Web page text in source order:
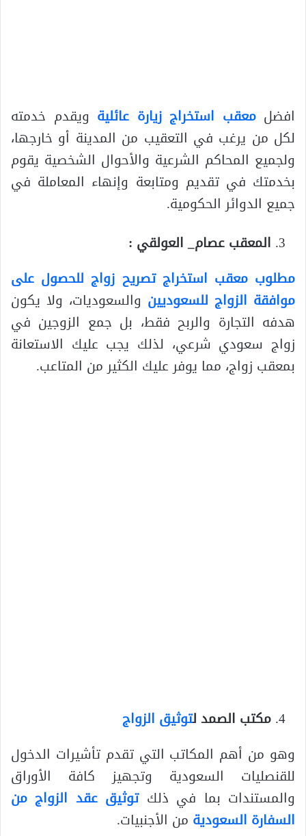
افضل معقب استخراج زيارة عائلية ويقدم خدمته
لكل من يرغب في التعقيب من المدينة أو خارجها،
ولجميع المحاكم الشرعية والأحوال الشخصية يقوم
بخدمتك في تقديم ومتابعة وإنهاء المعاملة في
جميع الدوائر الحكومية.
المعقب عصام_ العولقي :
مطلوب معقب استخراج تصريح زواجللحصول على
موافقة الزواج للسعوديين والسعوديات، ولا يكون
هدفه التجارة والربح فقط، بل جمع الزوجين في
زواج سعودي شرعي، لذلك يجب عليك الاستعانة
بمعقب زواج، مما يوفر عليك الكثير من المتاعب.
مكتب الصمد لتوثيق الزواج
وهو من أهم المكاتب التي تقدم تأشيرات الدخول
للقنصليات السعودية وتجهيز كافة الأوراق
والمستندات بما في ذلكتوثيق عقد الزواج من
السفارة السعودية من الأجنبيات.